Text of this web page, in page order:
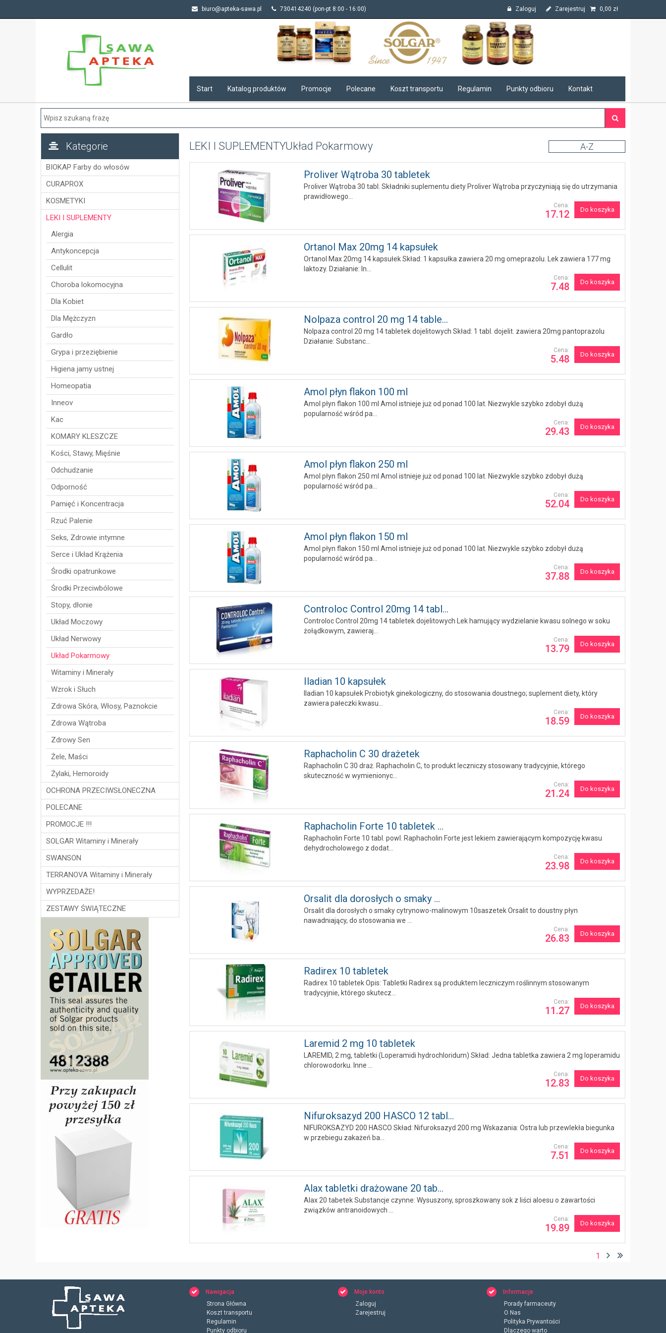
biuro@apteka-sawa.pl 730414240 (pon-pt 8:00 - 16:00) 0,00 zł
Zaloguj Zarejestruj
Start Katalog produktów Promocje Polecane Koszt transportu Regulamin Punkty odbioru Kontakt
Kategorie
BIOKAP Farby do włosów
CURAPROX
KOSMETYKI
LEKI I SUPLEMENTY
Alergia
Antykoncepcja
Cellulit
Choroba lokomocyjna
Dla Kobiet
Dla Mężczyzn
Gardło
Grypa i przeziębienie
Higiena jamy ustnej
Homeopatia
Inneov
Kac
KOMARY KLESZCZE
Kości, Stawy, Mięśnie
Odchudzanie
Odporność
Pamięć i Koncentracja
Rzuć Palenie
Seks, Zdrowie intymne
Serce i Układ Krążenia
Środki opatrunkowe
Środki Przeciwbólowe
Stopy, dłonie
Układ Moczowy
Układ Nerwowy
Układ Pokarmowy
Witaminy i Minerały
Wzrok i Słuch
Zdrowa Skóra, Włosy, Paznokcie
Zdrowa Wątroba
Zdrowy Sen
Żele, Maści
Żylaki, Hemoroidy
OCHRONA PRZECIWSŁONECZNA
POLECANE
PROMOCJE !!!
SOLGAR Witaminy i Minerały
SWANSON
TERRANOVA Witaminy i Minerały
WYPRZEDAŻE!
ZESTAWY ŚWIĄTECZNE
LEKI I SUPLEMENTYUkład Pokarmowy A-Z
Proliver Wątroba 30 tabletek
Proliver Wątroba 30 tabl. Składniki suplementu diety Proliver Wątroba przyczyniają się do utrzymania
prawidłowego...
Do koszyka
Cena:
17.12
Ortanol Max 20mg 14 kapsułek
Ortanol Max 20mg 14 kapsułek Skład: 1 kapsułka zawiera 20 mg omeprazolu. Lek zawiera 177 mg
laktozy. Działanie: In...
Do koszyka
Cena:
7.48
Nolpaza control 20 mg 14 table...
Nolpaza control 20 mg 14 tabletek dojelitowych Skład: 1 tabl. dojelit. zawiera 20mg pantoprazolu
Działanie: Substanc...
Do koszyka
Cena:
5.48
Amol płyn flakon 100 ml
Amol płyn flakon 100 ml Amol istnieje już od ponad 100 lat. Niezwykle szybko zdobył dużą
popularność wśród pa...
Do koszyka
Cena:
29.43
Amol płyn flakon 250 ml
Amol płyn flakon 250 ml Amol istnieje już od ponad 100 lat. Niezwykle szybko zdobył dużą
popularność wśród pa...
Do koszyka
Cena:
52.04
Amol płyn flakon 150 ml
Amol płyn flakon 150 ml Amol istnieje już od ponad 100 lat. Niezwykle szybko zdobył dużą
popularność wśród pa...
Do koszyka
Cena:
37.88
Controloc Control 20mg 14 tabl...
Controloc Control 20mg 14 tabletek dojelitowych Lek hamujący wydzielanie kwasu solnego w soku
żołądkowym, zawieraj...
Do koszyka
Cena:
13.79
Iladian 10 kapsułek
Iladian 10 kapsułek Probiotyk ginekologiczny, do stosowania doustnego; suplement diety, który
zawiera pałeczki kwasu...
Do koszyka
Cena:
18.59
Raphacholin C 30 drażetek
Raphacholin C 30 draż. Raphacholin C, to produkt leczniczy stosowany tradycyjnie, którego
skuteczność w wymienionyc...
Do koszyka
Cena:
21.24
Raphacholin Forte 10 tabletek ...
Raphacholin Forte 10 tabl. powl. Raphacholin Forte jest lekiem zawierającym kompozycję kwasu
dehydrocholowego z dodat...
Do koszyka
Cena:
23.98
Orsalit dla dorosłych o smaky ...
Orsalit dla dorosłych o smaky cytrynowo-malinowym 10saszetek Orsalit to doustny płyn
nawadniający, do stosowania we ...
Do koszyka
Cena:
26.83
Radirex 10 tabletek
Radirex 10 tabletek Opis: Tabletki Radirex są produktem leczniczym roślinnym stosowanym
tradycyjnie, którego skutecz...
Do koszyka
Cena:
11.27
Laremid 2 mg 10 tabletek
LAREMID, 2 mg, tabletki (Loperamidi hydrochloridum) Skład: Jedna tabletka zawiera 2 mg loperamidu
chlorowodorku. Inne ...
Do koszyka
Cena:
12.83
Nifuroksazyd 200 HASCO 12 tabl...
NIFUROKSAZYD 200 HASCO Skład: Nifuroksazyd 200 mg Wskazania: Ostra lub przewlekła biegunka
w przebiegu zakażeń ba...
Do koszyka
Cena:
7.51
Alax tabletki drażowane 20 tab...
Alax 20 tabetek Substancje czynne: Wysuszony, sproszkowany sok z liści aloesu o zawartości
związków antranoidowych ...
Do koszyka
Cena:
19.89
1
Nawigacja
Strona Główna
Koszt transportu
Regulamin
Punkty odbioru
Moje konto
Zaloguj
Zarejestruj
Informacje
Porady farmaceuty
O Nas
Polityka Prywantości
Dlaczego warto